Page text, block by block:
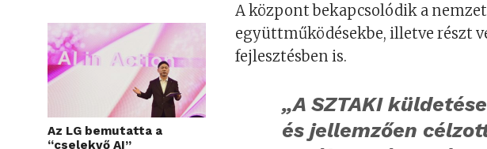
Az LG bemutatta a
“cselekvő AI”
A központ bekapcsolódik a
együttműködésekbe, illetve részt
fejlesztésben is.
„A SZTAKI
és jellemzően